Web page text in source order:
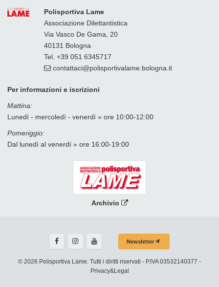
Polisportiva Lame
Associazione Dilettantistica
Via Vasco De Gama, 20
40131 Bologna
Tel. +39 051 6345717
contattaci
polisportivalame.bologna it
Per informazioni e iscrizioni
Mattina:
Lunedì - mercoledì - venerdì » ore 10:00-12:00
Pomeriggio:
Dal lunedì al venerdì » ore 16:00-19:00
Archivio
Newsletter
© 2026 Polisportiva Lame. Tutti i diritti riservati - P.IVA 03532140377 -
Privacy&Legal